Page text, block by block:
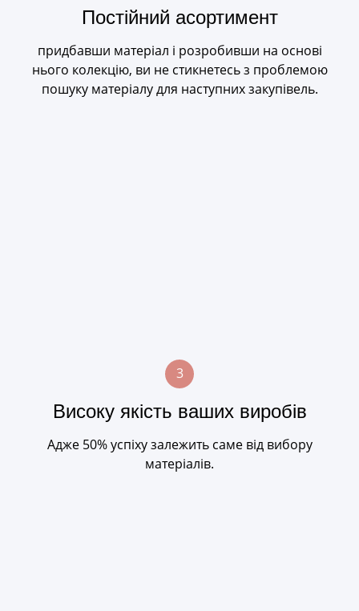
Постійний асортимент
придбавши матеріал і розробивши на основі
нього колекцію, ви не стикнетесь з проблемою
пошуку матеріалу для наступних закупівель.
3
Високу якість ваших виробів
Адже 50% успіху залежить саме від вибору
матеріалів.